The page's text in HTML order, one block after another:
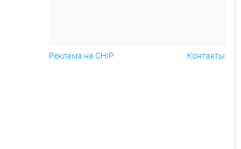
Реклама на CHIP Контакты